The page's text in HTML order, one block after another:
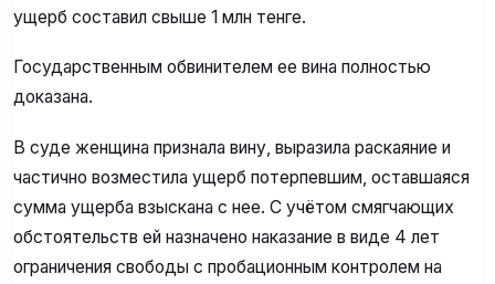
ущерб составил свыше 1 млн тенге.
Государственным обвинителем ее вина полностью
доказана.
В суде женщина признала вину, выразила раскаяние и
частично возместила ущерб потерпевшим, оставшаяся
сумма ущерба взыскана с нее. С учётом смягчающих
обстоятельств ей назначено наказание в виде 4 лет
ограничения свободы с пробационным контролем на